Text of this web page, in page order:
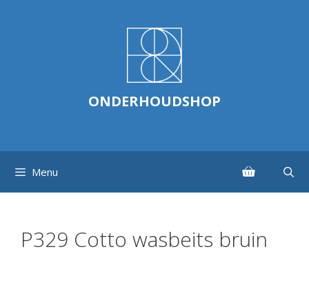
ONDERHOUDSHOP
Menu
P329 Cotto wasbeits bruin